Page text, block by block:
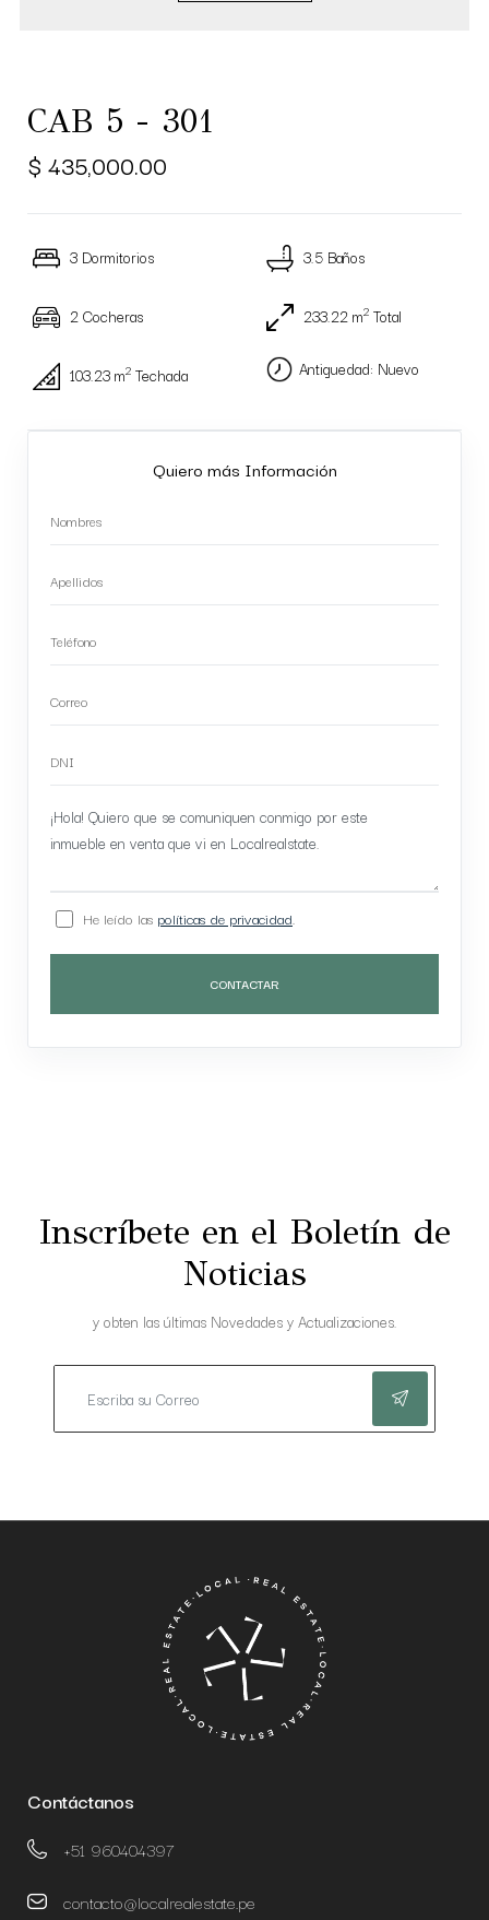
CAB 5 - 301
$ 435,000.00
3 Dormitorios 3.5 Baños
2 Cocheras 233.22 m2 Total
103.23 m2 Techada Antiguedad: Nuevo
Quiero más Información
He leído las políticas de privacidad.
CONTACTAR
Inscríbete en el Boletín de
Noticias
y obten las últimas Novedades y Actualizaciones.
Contáctanos
+51 960404397
contacto@localrealestate.pe